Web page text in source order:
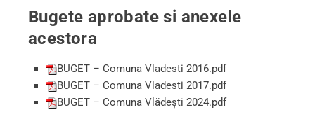
Bugete aprobate si anexele
acestora
BUGET – Comuna Vladesti 2016.pdf
BUGET – Comuna Vladesti 2017.pdf
BUGET – Comuna Vlădești 2024.pdf